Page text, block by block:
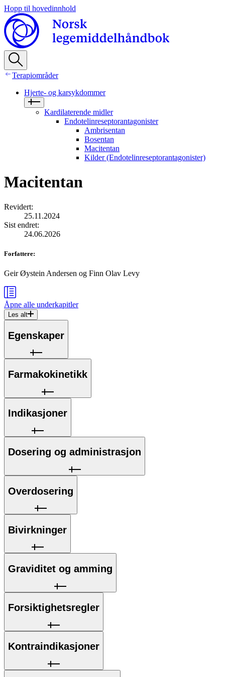
Hopp til hovedinnhold
Terapiområder
Hjerte- og karsykdommer
Kardilaterende midler
Endotelinreseptorantagonister
Ambrisentan
Bosentan
Macitentan
Kilder (Endotelinreseptorantagonister)
Macitentan
Revidert:
25.11.2024
Sist endret:
24.06.2026
Forfattere:
Geir Øystein Andersen og Finn Olav Levy
Åpne alle underkapitler
Les alt
Egenskaper
Farmakokinetikk
Indikasjoner
Dosering og administrasjon
Overdosering
Bivirkninger
Graviditet og amming
Forsiktighetsregler
Kontraindikasjoner